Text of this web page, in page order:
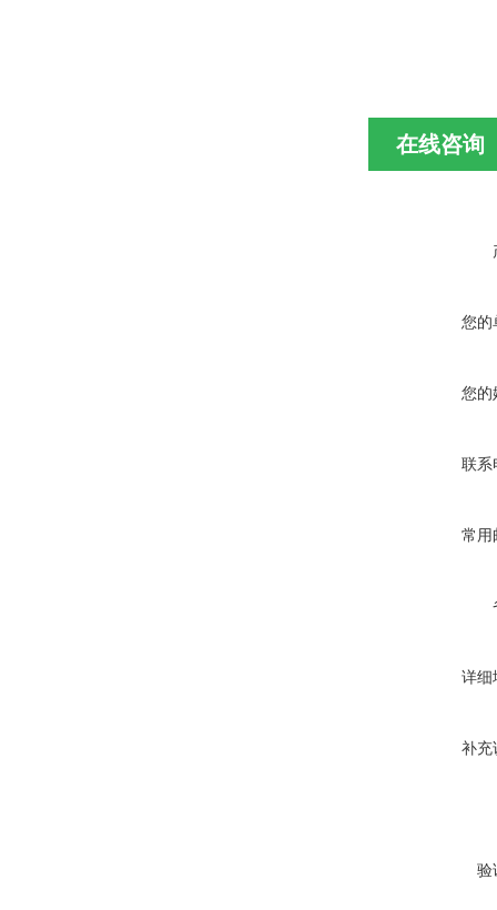
在线咨询
您的
您的
联系
常用
详细
补充
验